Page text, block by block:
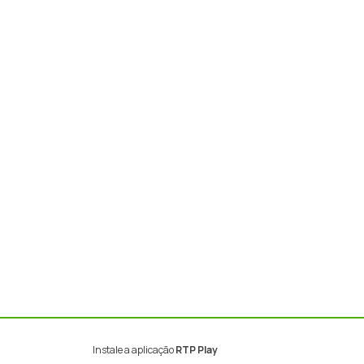
Instale a aplicaçãoRTP Play